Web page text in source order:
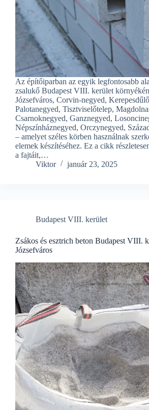
Az építőiparban az egyik legfontosabb
zsalukő Budapest VIII. kerület
Józsefváros, Corvin-negyed,
Palotanegyed, Tisztviselőtelep,
Csarnoknegyed, Ganznegyed,
Népszínháznegyed, Orczynegyed,
– amelyet széles körben használnak
elemek készítéséhez. Ez a cikk
a fajtáit,…
Viktor
január 23, 2025
Budapest VIII. kerület
Zsákos és esztrich beton Budapest VIII.
Józsefváros